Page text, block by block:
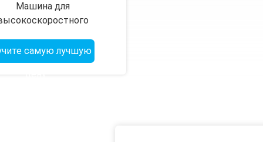
Машина для
управлением PLC
самую лучшую